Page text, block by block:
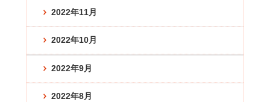
2022年11月
2022年10月
2022年9月
2022年8月